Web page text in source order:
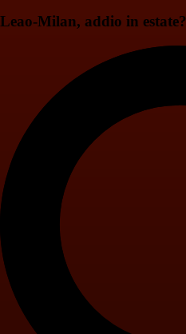
Leao-Milan, addio in estate?